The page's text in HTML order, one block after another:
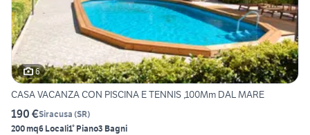
6
CASA VACANZA CON PISCINA E TENNIS ,100Mm DAL MARE
190 €Siracusa (SR)
200 mq6 Locali1° Piano3 Bagni